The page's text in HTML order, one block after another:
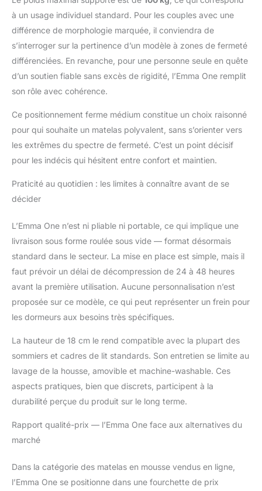
d'une période d'essai
sans risque de 100
nuits.
à un usage individuel standard. Pour les couples avec une
différence de morphologie marquée, il conviendra de
s’interroger sur la pertinence d’un modèle à zones de fermeté
différenciées. En revanche, pour une personne seule en quête
d’un soutien fiable sans excès de rigidité, l’Emma One remplit
son rôle avec cohérence.
Ce positionnement ferme médium constitue un choix raisonné
pour qui souhaite un matelas polyvalent, sans s’orienter vers
les extrêmes du spectre de fermeté. C’est un point décisif
pour les indécis qui hésitent entre confort et maintien.
Praticité au quotidien : les limites à connaître avant de se
décider
L’Emma One n’est ni pliable ni portable, ce qui implique une
livraison sous forme roulée sous vide — format désormais
standard dans le secteur. La mise en place est simple, mais il
faut prévoir un délai de décompression de 24 à 48 heures
avant la première utilisation. Aucune personnalisation n’est
proposée sur ce modèle, ce qui peut représenter un frein pour
les dormeurs aux besoins très spécifiques.
La hauteur de 18 cm le rend compatible avec la plupart des
sommiers et cadres de lit standards. Son entretien se limite au
lavage de la housse, amovible et machine-washable. Ces
aspects pratiques, bien que discrets, participent à la
durabilité perçue du produit sur le long terme.
Rapport qualité-prix — l’Emma One face aux alternatives du
marché
Dans la catégorie des matelas en mousse vendus en ligne,
l’Emma One se positionne dans une fourchette de prix